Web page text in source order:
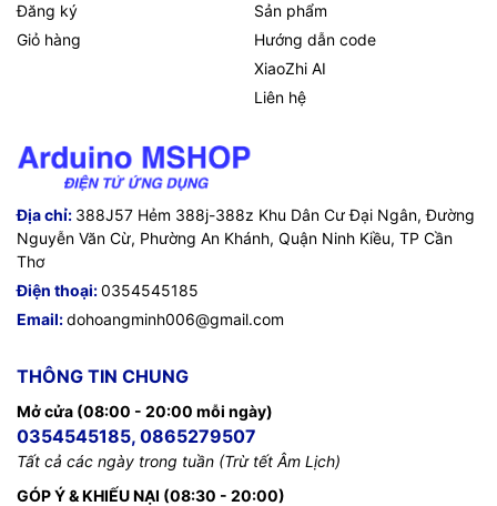
Đăng ký
Giỏ hàng
Sản phẩm
Hướng dẫn code
XiaoZhi AI
Liên hệ
Địa chỉ: 388J57 Hẻm 388j-388z Khu Dân Cư Đại Ngân, Đường
Nguyễn Văn Cừ, Phường An Khánh, Quận Ninh Kiều, TP Cần
Thơ
Điện thoại:0354545185
Email:dohoangminh006@gmail.com
THÔNG TIN CHUNG
Mở cửa (08:00 - 20:00 mỗi ngày)
0354545185, 0865279507
Tất cả các ngày trong tuần (Trừ tết Âm Lịch)
GÓP Ý & KHIẾU NẠI (08:30 - 20:00)